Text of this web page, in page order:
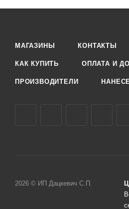
МАГАЗИНЫ КОНТАКТЫ
КАК КУПИТЬ ОПЛАТА И
ПРОИЗВОДИТЕЛИ
2026 © ИП Дацкевич С.П.